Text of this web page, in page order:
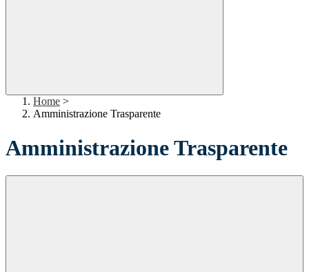
Home >
Amministrazione Trasparente
Amministrazione Trasparente